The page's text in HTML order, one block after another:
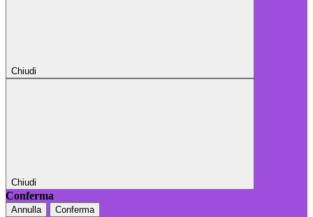
Chiudi
Chiudi
Conferma
Annulla Conferma